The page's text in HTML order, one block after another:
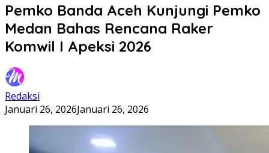
Pemko Banda Aceh Kunjungi Pemko
Medan Bahas Rencana Raker
Komwil I Apeksi 2026
Redaksi
Januari 26, 2026Januari 26, 2026